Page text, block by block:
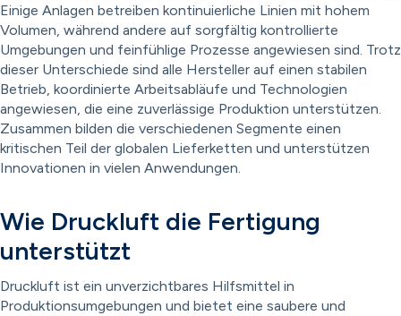
Einige Anlagen betreiben kontinuierliche Linien mit hohem
Volumen, während andere auf sorgfältig kontrollierte
Umgebungen und feinfühlige Prozesse angewiesen sind. Trotz
dieser Unterschiede sind alle Hersteller auf einen stabilen
Betrieb, koordinierte Arbeitsabläufe und Technologien
angewiesen, die eine zuverlässige Produktion unterstützen.
Zusammen bilden die verschiedenen Segmente einen
kritischen Teil der globalen Lieferketten und unterstützen
Innovationen in vielen Anwendungen.
Wie Druckluft die Fertigung
unterstützt
Druckluft ist ein unverzichtbares Hilfsmittel in
Produktionsumgebungen und bietet eine saubere und